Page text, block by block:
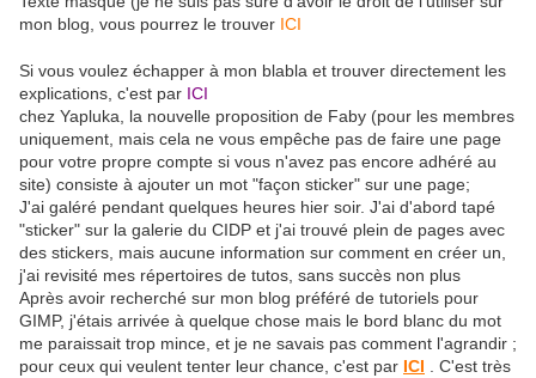
mon blog, vous pourrez le trouver ICI
Si vous voulez échapper à mon blabla et trouver directement les
explications, c'est par ICI
chez Yapluka, la nouvelle proposition de Faby (pour les membres
uniquement, mais cela ne vous empêche pas de faire une page
pour votre propre compte si vous n'avez pas encore adhéré au
site) consiste à ajouter un mot "façon sticker" sur une page;
J'ai galéré pendant quelques heures hier soir. J'ai d'abord tapé
"sticker" sur la galerie du CIDP et j'ai trouvé plein de pages avec
des stickers, mais aucune information sur comment en créer un,
j'ai revisité mes répertoires de tutos, sans succès non plus
Après avoir recherché sur mon blog préféré de tutoriels pour
GIMP, j'étais arrivée à quelque chose mais le bord blanc du mot
me paraissait trop mince, et je ne savais pas comment l'agrandir ;
pour ceux qui veulent tenter leur chance, c'est par ICI . C'est très